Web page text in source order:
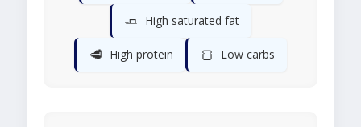
🧈 High saturated fat
🥩 High protein 🍞 Low carbs